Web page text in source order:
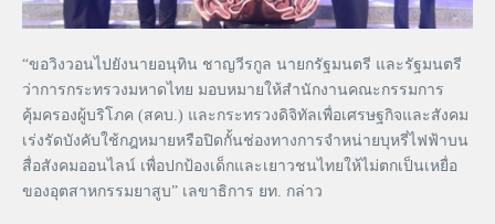
“ขอวิงวอนไปยังนายอนุทิน ชาญวีรกูล นายกรัฐมนตรี และรัฐมนตรี
ว่าการกระทรวงมหาดไทย มอบหมายให้สำนักงานคณะกรรมการ
คุ้มครองผู้บริโภค (สคบ.) และกระทรวงดิจิทัลเพื่อเศรษฐกิจและสังคม
เร่งรัดบังคับใช้กฎหมายหรือปิดกั้นช่องทางการจำหน่ายบุหรี่ไฟฟ้าบน
สื่อสังคมออนไลน์ เพื่อปกป้องเด็กและเยาวชนไทยให้ไม่ตกเป็นเหยื่อ
ของอุตสาหกรรมยาสูบ” เลขาธิการ ยท. กล่าว